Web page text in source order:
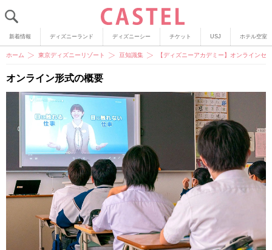
新着情報 ディズニーランド ディズニーシー チケット USJ ホテル空室
ホーム 東京ディズニーリゾート 豆知識集 【ディズニーアカデミー】オンライン
オンライン形式の概要